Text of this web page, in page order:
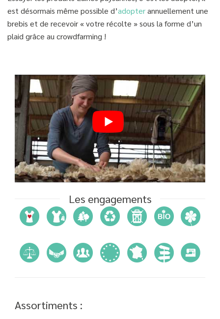
est désormais même possible d’adopterannuellement une
brebis et de recevoir « votre récolte » sous la forme d’un
plaid grâce au crowdfarming !
Les engagements
Assortiments :